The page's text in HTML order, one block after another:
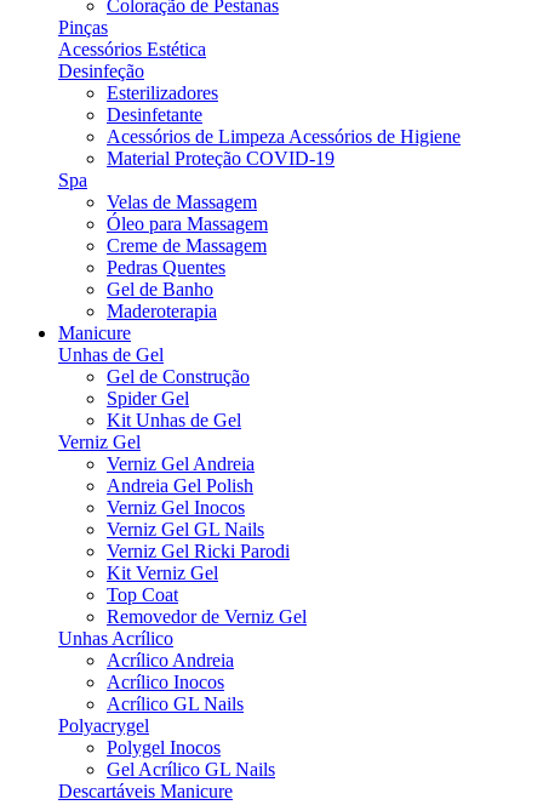
Coloração de Pestanas
Pinças
Acessórios Estética
Desinfeção
Esterilizadores
Desinfetante
Acessórios de Limpeza Acessórios de Higiene
Material Proteção COVID-19
Spa
Velas de Massagem
Óleo para Massagem
Creme de Massagem
Pedras Quentes
Gel de Banho
Maderoterapia
Manicure
Unhas de Gel
Gel de Construção
Spider Gel
Kit Unhas de Gel
Verniz Gel
Verniz Gel Andreia
Andreia Gel Polish
Verniz Gel Inocos
Verniz Gel GL Nails
Verniz Gel Ricki Parodi
Kit Verniz Gel
Top Coat
Removedor de Verniz Gel
Unhas Acrílico
Acrílico Andreia
Acrílico Inocos
Acrílico GL Nails
Polyacrygel
Polygel Inocos
Gel Acrílico GL Nails
Descartáveis Manicure